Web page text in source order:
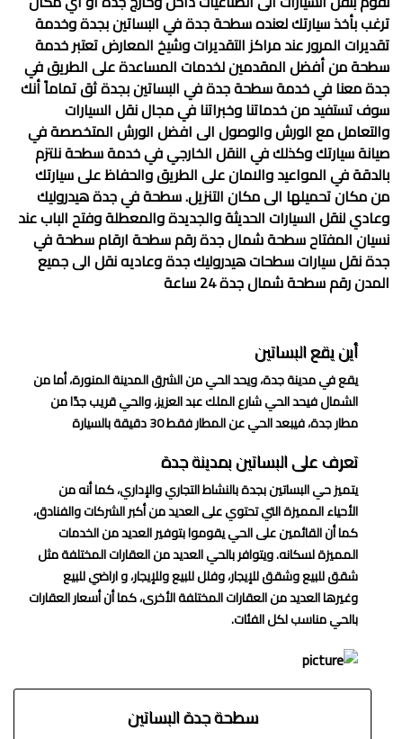
ترغب بأخذ سيارتك لعندهسطحة جدة في البساتينبجدة وخدمة
تقديرات المرور عند مراكز التقديرات وشيخ المعارض تعتبر خدمة
سطحة من أفضل المقدمين لخدمات المساعدة على الطريق في
جدة معنا في خدمةسطحة جدة في البساتينبجدة ثق تماماً أنك
سوف تستفيد من خدماتنا وخبراتنا في مجال نقل السيارات
والتعامل مع الورش والوصول الى افضل الورش المتخصصة في
صيانة سيارتك وكذلك في النقل الخارجي في خدمة سطحة نلتزم
بالدقة في المواعيد والامان على الطريق والحفاظ على سيارتك
من مكان تحميلها الى مكان التنزيل. سطحة في جدة هيدروليك
وعادي لنقل السيارات الحديثة والجديدة والمعطلة وفتح الباب عند
نسيان المفتاح سطحة شمال جدة رقم سطحة ارقام سطحة في
جدة نقل سيارات سطحات هيدروليك جدة وعاديه نقل الى جميع
المدن رقم سطحة شمال جدة 24 ساعة
أين يقع البساتين
يقع في مدينة جدة، ويحد الحي من الشرق المدينة المنورة، أما من
الشمال فيحد الحي شارع الملك عبد العزيز، والحي قريب جدًا من
مطار جدة، فيبعد الحي عن المطار فقط 30 دقيقة بالسيارة
تعرف على البساتين بمدينة جدة
يتميز حي البساتين بجدة بالنشاط التجاري والإداري، كما أنه من
الأحياء المميزة التي تحتوي على العديد من أكبر الشركات والفنادق،
كما أن القائمين على الحي يقوموا بتوفير العديد من الخدمات
المميزة لسكانه. ويتوافر بالحي العديد من العقارات المختلفة مثل
شقق للبيع وشقق للإيجار، وفلل للبيع وللإيجار، و اراضي للبيع
وغيرها العديد من العقارات المختلفة الأخرى، كما أن أسعار العقارات
بالحي مناسب لكل الفئات.
سطحة جدة البساتين